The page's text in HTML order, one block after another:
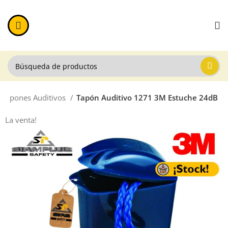
Tapones Auditivos Tapón Auditivo 1271 3M Estuche 24dB
La venta!